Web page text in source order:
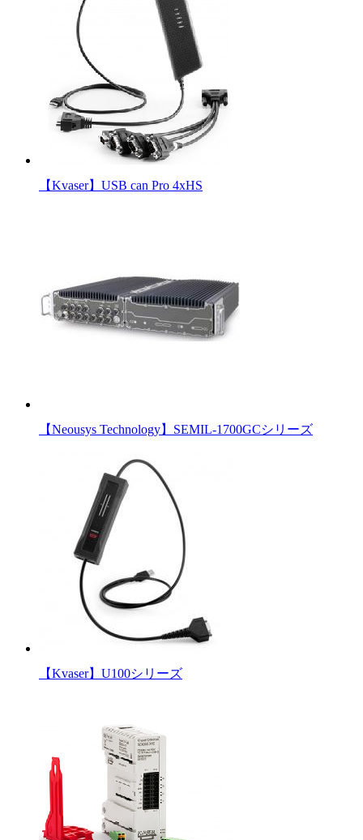
【Kvaser】USB can Pro 4xHS
【Neousys Technology】SEMIL-1700GCシリーズ
【Kvaser】U100シリーズ